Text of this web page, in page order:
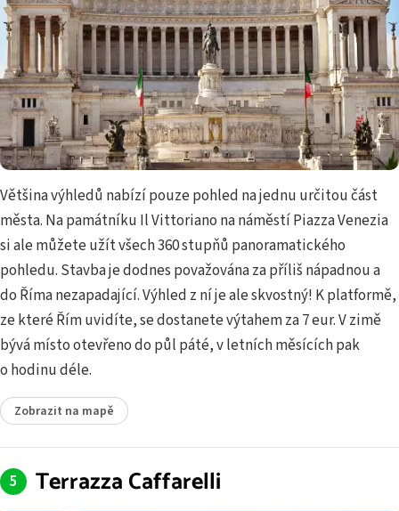
Většina výhledů nabízí pouze pohled na jednu určitou část
města. Na památníku Il Vittoriano na náměstí Piazza Venezia
si ale můžete užít všech 360 stupňů panoramatického
pohledu. Stavba je dodnes považována za příliš nápadnou a
do Říma nezapadající. Výhled z ní je ale skvostný! K platformě,
ze které Řím uvidíte, se dostanete výtahem za 7 eur. V zimě
bývá místo otevřeno do půl páté, v letních měsících pak
o hodinu déle.
Zobrazit na mapě
Terrazza Caffarelli